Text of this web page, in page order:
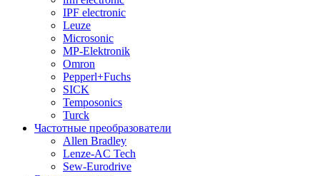
IPF electronic
Leuze
Microsonic
MP-Elektronik
Omron
Pepperl+Fuchs
SICK
Temposonics
Turck
Частотные преобразователи
Allen Bradley
Lenze-AC Tech
Sew-Eurodrive